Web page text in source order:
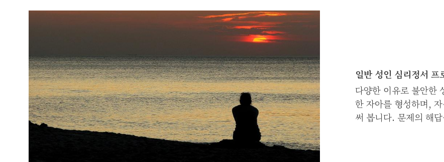
일반 성인 심리정서
다양한 이유로 불안한
한 자아를 형성하며,
써 봅니다. 문제의 해